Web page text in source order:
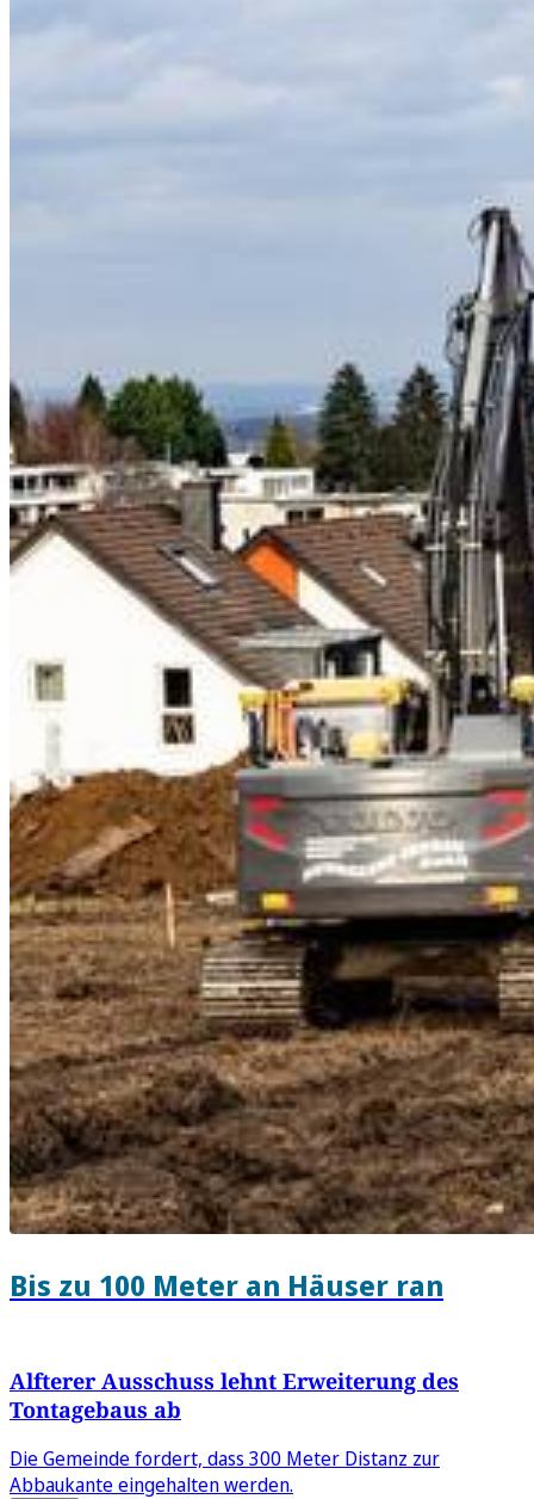
Bis zu 100 Meter an Häuser ran
Alfterer Ausschuss lehnt Erweiterung des
Tontagebaus ab
Die Gemeinde fordert, dass 300 Meter Distanz zur
Abbaukante eingehalten werden.